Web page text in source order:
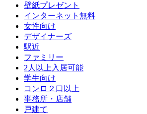
壁紙プレゼント
インターネット無料
女性向け
デザイナーズ
駅近
ファミリー
2人以上入居可能
学生向け
コンロ２口以上
事務所・店舗
戸建て